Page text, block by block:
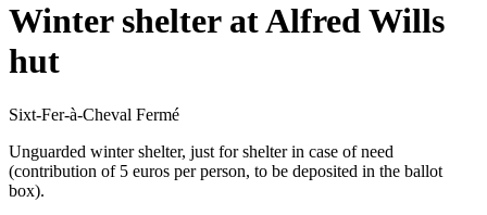
Winter shelter at Alfred Wills
hut
Sixt-Fer-à-Cheval Fermé
Unguarded winter shelter, just for shelter in case of need
(contribution of 5 euros per person, to be deposited in the ballot
box).